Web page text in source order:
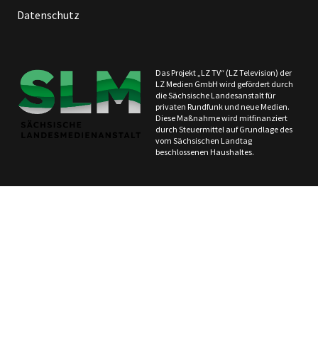
Datenschutz
Das Projekt „LZ TV“ (LZ Television) der
LZ Medien GmbH wird gefördert durch
die Sächsische Landesanstalt für
privaten Rundfunk und neue Medien.
Diese Maßnahme wird mitfinanziert
durch Steuermittel auf Grundlage des
vom Sächsischen Landtag
beschlossenen Haushaltes.